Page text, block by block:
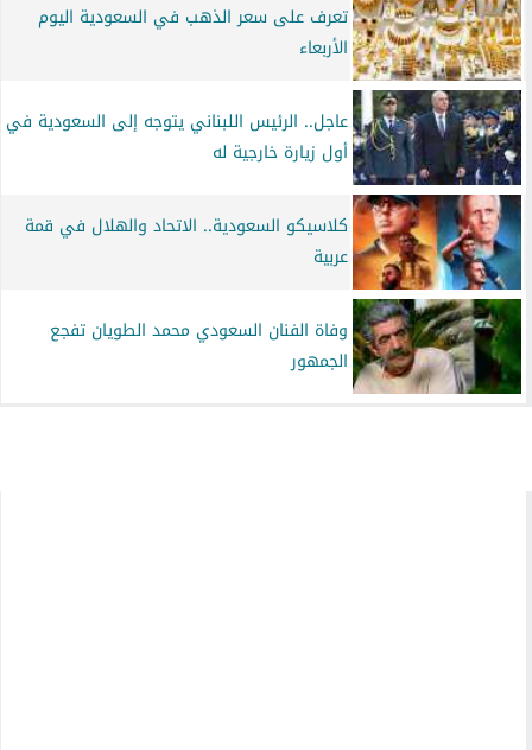
تعرف على سعر الذهب في السعودية اليوم
الأربعاء
عاجل.. الرئيس اللبناني يتوجه إلى السعودية في
أول زيارة خارجية له
كلاسيكو السعودية.. الاتحاد والهلال في قمة
عربية
وفاة الفنان السعودي محمد الطويان تفجع
الجمهور